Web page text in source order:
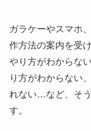
ガラケーやスマホ
作方法の案内を受
やり方がわからな
り方がわからない
れない…など、そ
す。